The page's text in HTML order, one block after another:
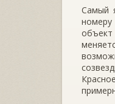
Самый
объект